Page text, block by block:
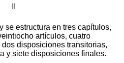
se estructura en tres capítulos,
artículos, cuatro
disposiciones transitorias,
y siete disposiciones finales.